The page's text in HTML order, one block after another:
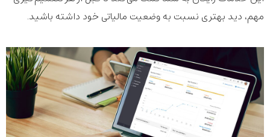
مهم، دید بهتری نسبت به وضعیت مالیاتی خود داشته باشید.